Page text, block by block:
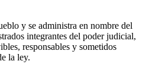
y se administra en nombre del
integrantes del poder judicial,
responsables y sometidos
la ley.